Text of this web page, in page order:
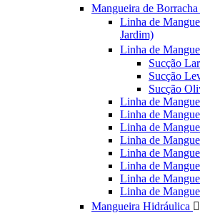
Mangueira de
Linha de
Jardim)
Linha de
Sucção
Sucção
Sucção
Linha de
Linha de
Linha de
Linha de
Linha de
Linha de
Linha de
Linha de
Mangueira Hidráulica 